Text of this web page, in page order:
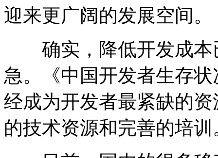
迎来更广阔的发展空间。
确实，降低开发成本
急。《中国开发者生存
经成为开发者最紧缺的
的技术资源和完善的培训